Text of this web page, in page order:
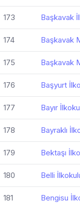
173 Başkavak
174 Başkavak
175 Başkavak
176 Başyurt
177 Bayır
178 Bayraklı
179 Bektaşı
180 Belli
181 Bengisu